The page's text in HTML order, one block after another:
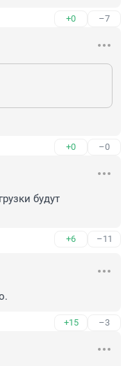
+0 –7
+0 –0
будут
+6 –11
+15 –3